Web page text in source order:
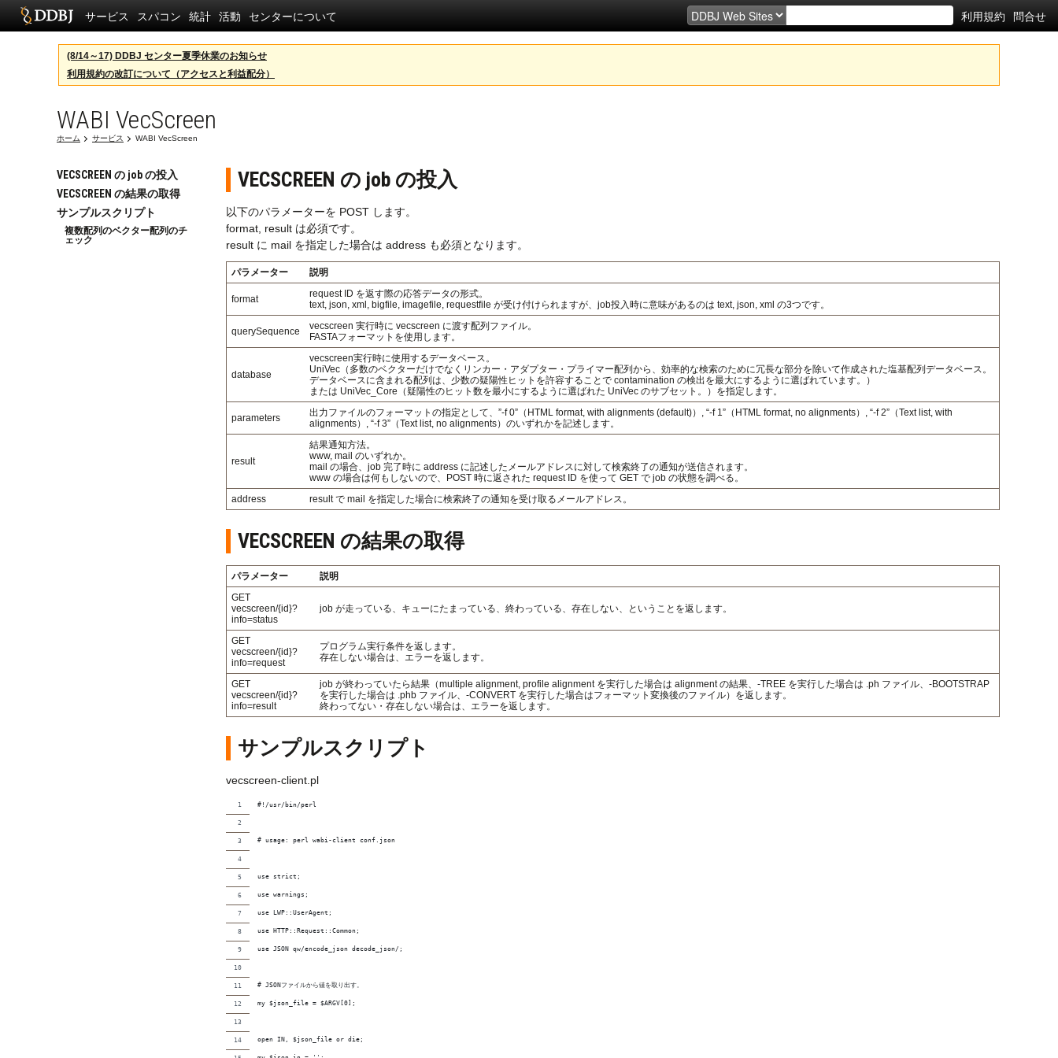
サービス スパコン 統計 活動 センターについて 利用規約 問合せ
(8/14～17) DDBJ センター夏季休業のお知らせ
利用規約の改訂について（アクセスと利益配分）
WABI VecScreen
ホーム サービス WABI VecScreen
VECSCREEN の job の投入
VECSCREEN の結果の取得
サンプルスクリプト
複数配列のベクター配列のチ
ェック
VECSCREEN の job の投入
以下のパラメーターを POST します。
format, result は必須です。
result に mail を指定した場合は address も必須となります。
パラメーター 説明
format
request ID を返す際の応答データの形式。
text, json, xml, bigfile, imagefile, requestfile が受け付けられますが、job投入時に意味があるのは text, json, xml の3つです。
querySequence
vecscreen 実行時に vecscreen に渡す配列ファイル。
FASTAフォーマットを使用します。
database
vecscreen実行時に使用するデータベース。
UniVec（多数のベクターだけでなくリンカー・アダプター・プライマー配列から、効率的な検索のために冗長な部分を除いて作成された塩基配列データベース。
データベースに含まれる配列は、少数の疑陽性ヒットを許容することで contamination の検出を最大にするように選ばれています。）
または UniVec_Core（疑陽性のヒット数を最小にするように選ばれた UniVec のサブセット。）を指定します。
parameters
出力ファイルのフォーマットの指定として、”-f 0”（HTML format, with alignments (default)）, “-f 1”（HTML format, no alignments）, “-f 2”（Text list, with
alignments）, “-f 3”（Text list, no alignments）のいずれかを記述します。
result
結果通知方法。
www, mail のいずれか。
mail の場合、job 完了時に address に記述したメールアドレスに対して検索終了の通知が送信されます。
www の場合は何もしないので、POST 時に返された request ID を使って GET で job の状態を調べる。
address
result で mail を指定した場合に検索終了の通知を受け取るメールアドレス。
VECSCREEN の結果の取得
パラメーター
説明
GET
vecscreen/{id}?
info=status
job が走っている、キューにたまっている、終わっている、存在しない、ということを返します。
GET
vecscreen/{id}?
info=request
プログラム実行条件を返します。
存在しない場合は、エラーを返します。
GET
vecscreen/{id}?
info=result
job が終わっていたら結果（multiple alignment, profile alignment を実行した場合は alignment の結果、-TREE を実行した場合は .ph ファイル、-BOOTSTRAP
を実行した場合は .phb ファイル、-CONVERT を実行した場合はフォーマット変換後のファイル）を返します。
終わってない・存在しない場合は、エラーを返します。
サンプルスクリプト
vecscreen-client.pl
#!/usr/bin/perl
# usage: perl wabi-client conf.json
use strict;
use warnings;
use LWP::UserAgent;
use HTTP::Request::Common;
use JSON qw/encode_json decode_json/;
# JSONファイルから値を取り出す。
my $json_file = $ARGV[0];
open IN, $json_file or die;